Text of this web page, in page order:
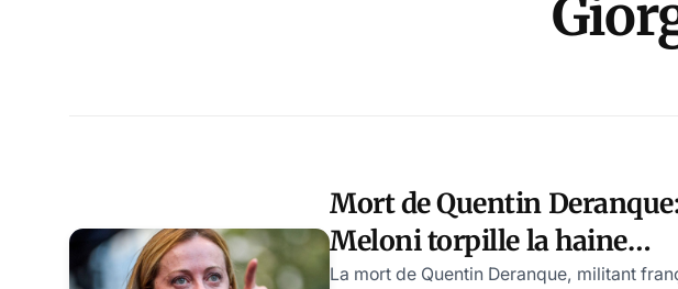
Mort de Quentin
Meloni torpille la haine
gauchiste, une "blessure
La mort de Quentin Deranque, militant